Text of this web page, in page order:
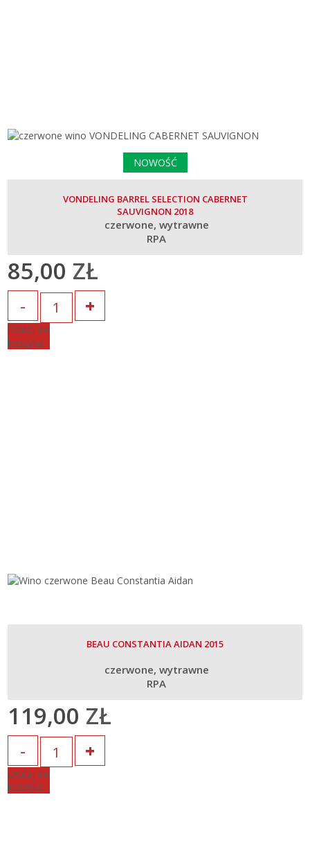
NOWOŚĆ
VONDELING BARREL SELECTION CABERNET
SAUVIGNON 2018
czerwone wytrawne
RPA
85,00 ZŁ
Dodaj do
koszyka
BEAU CONSTANTIA AIDAN 2015
czerwone wytrawne
RPA
119,00 ZŁ
Dodaj do
koszyka